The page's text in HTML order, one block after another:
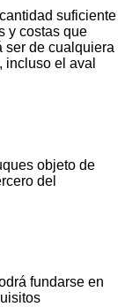
suficiente
y costas que
ser de cualquiera
el aval
objeto de
del
fundarse en